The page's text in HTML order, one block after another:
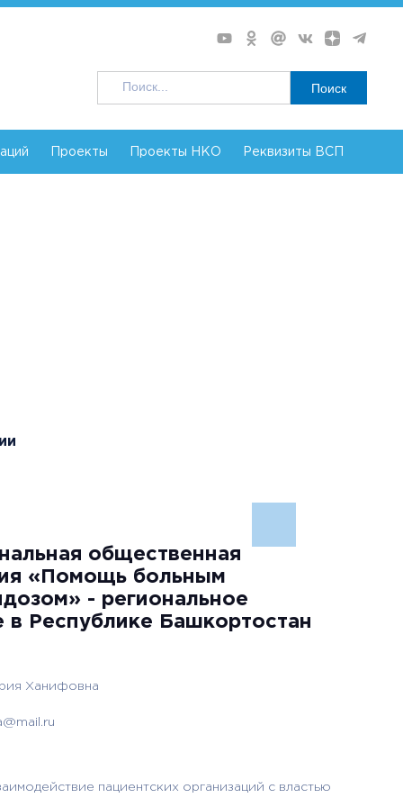
Поиск
Проекты Проекты НКО Реквизиты ВСП
общественная
«Помощь больным
- региональное
в Республике Башкортостан
Ханифовна
пациентских организаций с властью